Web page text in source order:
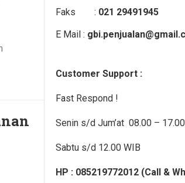
Faks : 021 29491945
E Mail :
Customer Support :
Fast Respond !
Senin s/d Jum’at 08.00 –
Sabtu s/d 12.00 WIB
HP : 085219772012 (Call &